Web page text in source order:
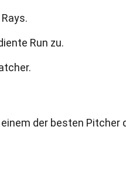
Run zu.
der besten Pitcher